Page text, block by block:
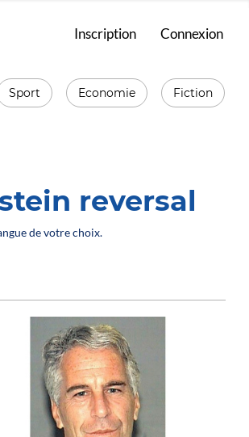
Inscription Connexion
Sport Economie Fiction
reversal
de votre choix.